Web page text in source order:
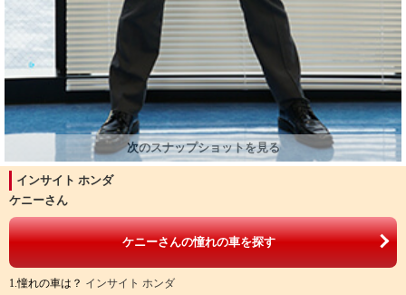
インサイト ホンダ
ケニーさん
ケニーさんの憧れの車を探す
1.憧れの車は？ インサイト ホンダ